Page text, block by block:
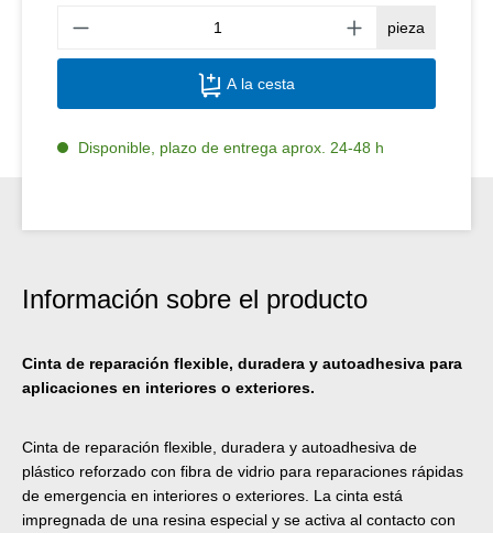
pieza
A la cesta
Disponible, plazo de entrega aprox. 24-48 h
Información sobre el producto
Cinta de reparación flexible, duradera y autoadhesiva para
aplicaciones en interiores o exteriores.
Cinta de reparación flexible, duradera y autoadhesiva de
plástico reforzado con fibra de vidrio para reparaciones rápidas
de emergencia en interiores o exteriores. La cinta está
impregnada de una resina especial y se activa al contacto con